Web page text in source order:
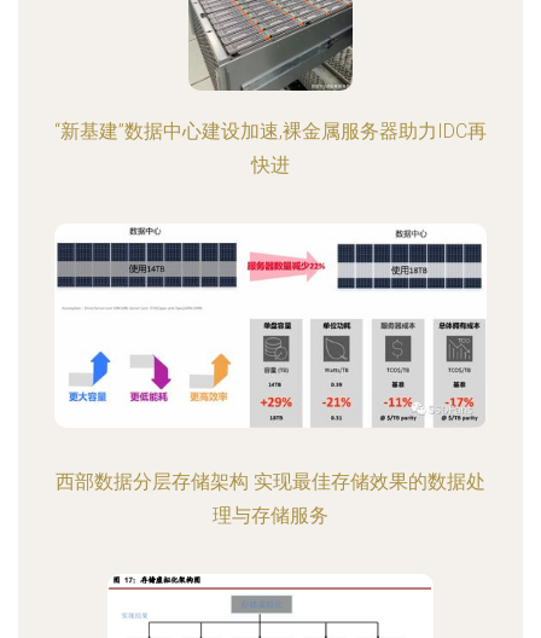
“新基建”数据中心建设加速,裸金属服务器助力IDC再
快进
西部数据分层存储架构 实现最佳存储效果的数据处
理与存储服务